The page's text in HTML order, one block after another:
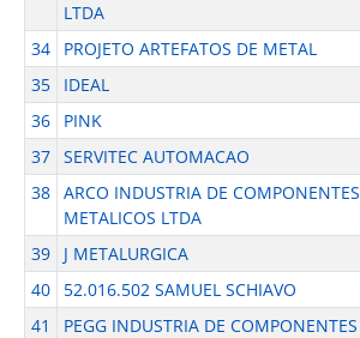
LTDA
34 PROJETO ARTEFATOS DE METAL
35
IDEAL
36
PINK
37 SERVITEC AUTOMACAO
38 ARCO INDUSTRIA DE COMPONENTES
METALICOS LTDA
39 J METALURGICA
40
52.016.502 SAMUEL SCHIAVO
41
PEGG INDUSTRIA DE COMPONENTES